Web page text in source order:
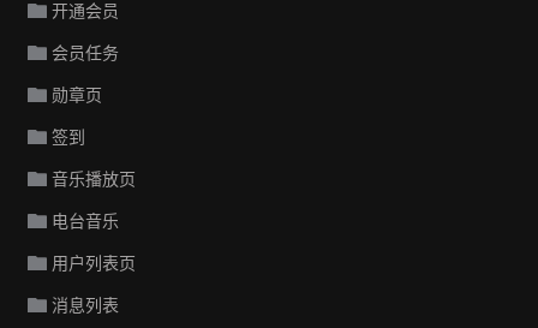
开通会员
会员任务
勋章页
签到
音乐播放页
电台音乐
用户列表页
消息列表